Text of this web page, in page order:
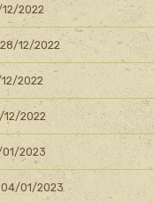
2022
12/2022
2022
12/2022
01/2023
04/01/2023